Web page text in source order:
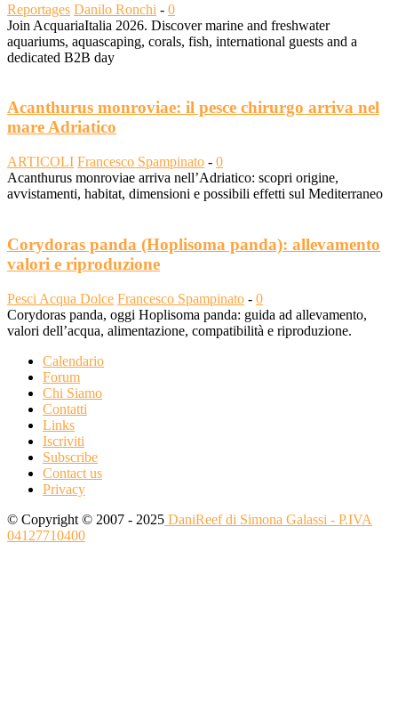
Reportages Danilo Ronchi - 0
Join AcquariaItalia 2026. Discover marine and freshwater
aquariums, aquascaping, corals, fish, international guests and a
dedicated B2B day
Acanthurus monroviae: il pesce chirurgo arriva nel
mare Adriatico
ARTICOLI Francesco Spampinato - 0
Acanthurus monroviae arriva nell’Adriatico: scopri origine,
avvistamenti, habitat, dimensioni e possibili effetti sul Mediterraneo
Corydoras panda (Hoplisoma panda): allevamento
valori e riproduzione
Pesci Acqua Dolce Francesco Spampinato - 0
Corydoras panda, oggi Hoplisoma panda: guida ad allevamento,
valori dell’acqua, alimentazione, compatibilità e riproduzione.
Calendario
Forum
Chi Siamo
Contatti
Links
Iscriviti
Subscribe
Contact us
Privacy
© Copyright © 2007 - 2025 DaniReef di Simona Galassi - P.IVA
04127710400